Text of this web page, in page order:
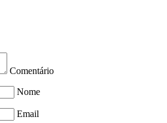
Comentário
Nome
Email